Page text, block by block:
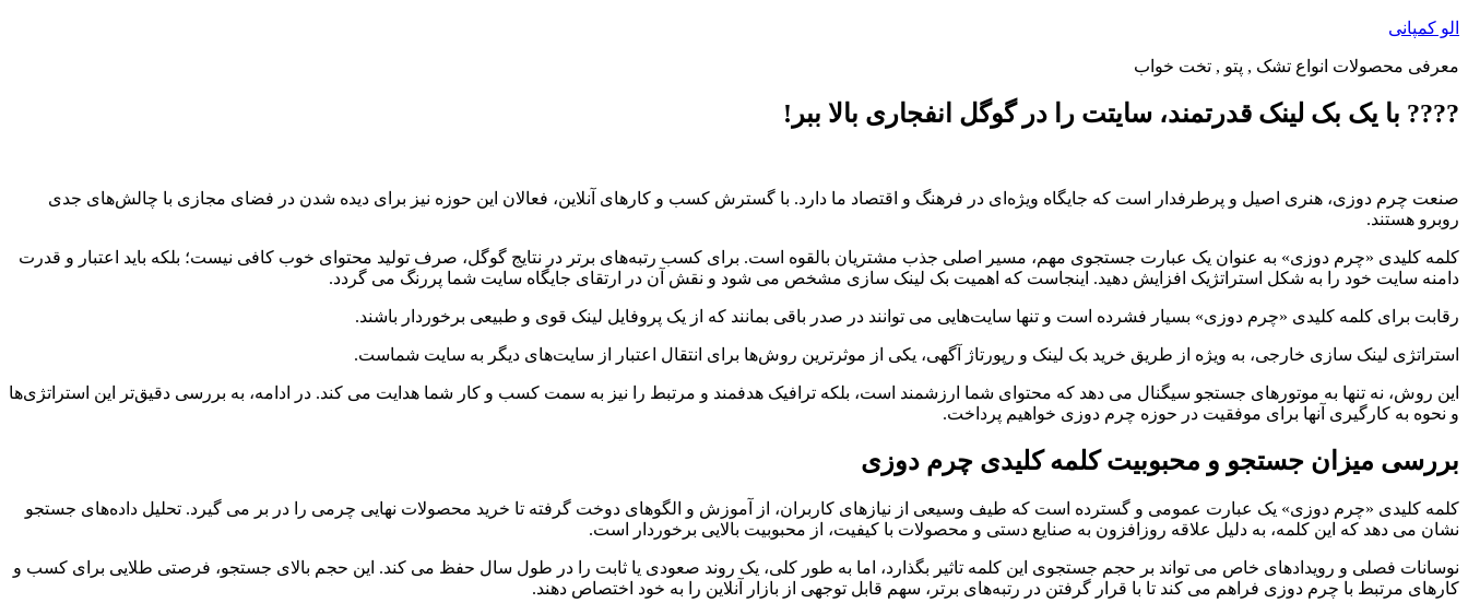
پرش
محتوا
الو کمپانی
معرفی محصولات انواع تشک , پتو , تخت خواب
???? با یک بک لینک قدرتمند، سایتت را در گوگل انفجاری بالا ببر!
صنعت چرم دوزی، هنری اصیل و پرطرفدار است که جایگاه ویژه‌ای در فرهنگ و اقتصاد ما دارد. با گسترش کسب و کارهای آنلاین، فعالان این حوزه نیز برای دیده شدن در فضای مجازی با چالش‌های جدی
روبرو هستند.
کلمه کلیدی «چرم دوزی» به عنوان یک عبارت جستجوی مهم، مسیر اصلی جذب مشتریان بالقوه است. برای کسب رتبه‌های برتر در نتایج گوگل، صرف تولید محتوای خوب کافی نیست؛ بلکه باید اعتبار و قدرت
دامنه سایت خود را به شکل استراتژیک افزایش دهید. اینجاست که اهمیت بک لینک سازی مشخص می شود و نقش آن در ارتقای جایگاه سایت شما پررنگ می گردد.
رقابت برای کلمه کلیدی «چرم دوزی» بسیار فشرده است و تنها سایت‌هایی می توانند در صدر باقی بمانند که از یک پروفایل لینک قوی و طبیعی برخوردار باشند.
استراتژی لینک سازی خارجی، به ویژه از طریق خرید بک لینک و رپورتاژ آگهی، یکی از موثرترین روش‌ها برای انتقال اعتبار از سایت‌های دیگر به سایت شماست.
این روش، نه تنها به موتورهای جستجو سیگنال می دهد که محتوای شما ارزشمند است، بلکه ترافیک هدفمند و مرتبط را نیز به سمت کسب و کار شما هدایت می کند. در ادامه، به بررسی دقیق‌تر این استراتژی‌ها
و نحوه به کارگیری آنها برای موفقیت در حوزه چرم دوزی خواهیم پرداخت.
بررسی میزان جستجو و محبوبیت کلمه کلیدی چرم دوزی
کلمه کلیدی «چرم دوزی» یک عبارت عمومی و گسترده است که طیف وسیعی از نیازهای کاربران، از آموزش و الگوهای دوخت گرفته تا خرید محصولات نهایی چرمی را در بر می گیرد. تحلیل داده‌های جستجو
نشان می دهد که این کلمه، به دلیل علاقه روزافزون به صنایع دستی و محصولات با کیفیت، از محبوبیت بالایی برخوردار است.
نوسانات فصلی و رویدادهای خاص می تواند بر حجم جستجوی این کلمه تاثیر بگذارد، اما به طور کلی، یک روند صعودی یا ثابت را در طول سال حفظ می کند. این حجم بالای جستجو، فرصتی طلایی برای کسب و
کارهای مرتبط با چرم دوزی فراهم می کند تا با قرار گرفتن در رتبه‌های برتر، سهم قابل توجهی از بازار آنلاین را به خود اختصاص دهند.